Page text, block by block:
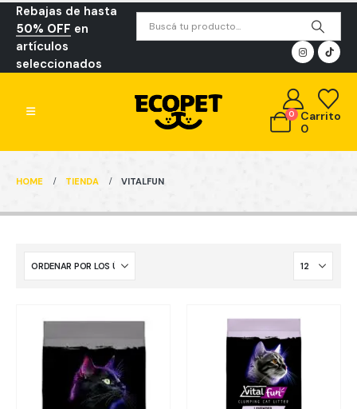
Rebajas de hasta
50% OFF en
artículos
seleccionados
0
Carrito
0
HOME TIENDA VITALFUN